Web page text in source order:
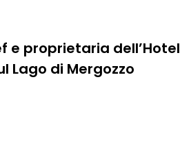
e proprietaria dell’Hotel
Lago di Mergozzo